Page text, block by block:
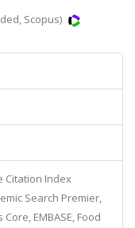
Scopus)
Citation Index
Search Premier,
EMBASE, Food